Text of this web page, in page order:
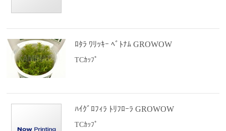
ﾛﾀﾗ ﾜﾘｯｷｰ ﾍﾞﾄﾅﾑ GROWOW
TCｶｯﾌﾟ
ﾊｲｸﾞﾛﾌｨﾗ ﾄﾘﾌﾛｰﾗ GROWOW
TCｶｯﾌﾟ